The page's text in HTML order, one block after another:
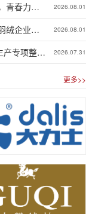
青春力量
2026.08.01
绒企业集
2026.08.01
产专项整治
2026.07.31
更多>>